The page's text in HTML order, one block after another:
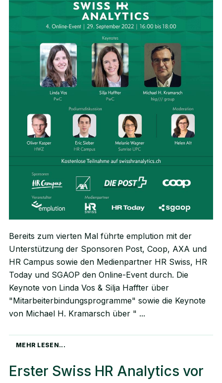
Bereits zum vierten Mal führte emplution mit der
Unterstützung der Sponsoren Post, Coop, AXA und
HR Campus sowie den Medienpartner HR Swiss, HR
Today und SGAOP den Online-Event durch. Die
Keynote von Linda Vos & Silja Haffter über
"Mitarbeiterbindungsprogramme" sowie die Keynote
von Michael H. Kramarsch über "
MEHR LESEN...
Erster Swiss HR Analytics vor